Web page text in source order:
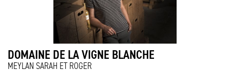
DOMAINE DE LA VIGNE BLANCHE
MEYLAN SARAH ET ROGER